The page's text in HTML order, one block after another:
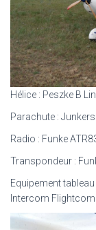
Hélice : Peszke B
Parachute :
Radio : Funke
Transpondeur :
Equipement
Intercom